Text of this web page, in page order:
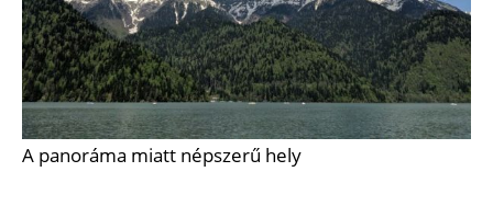
A panoráma miatt népszerű hely